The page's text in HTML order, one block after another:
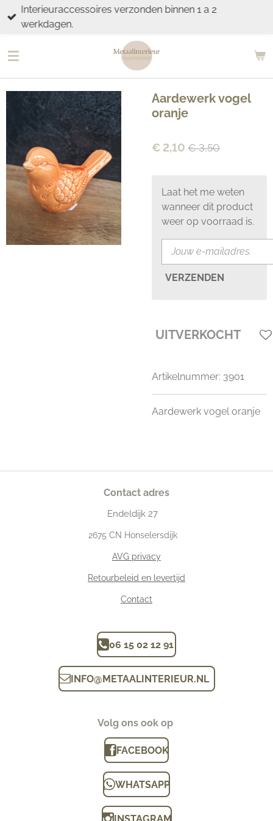
Ga
direct
de
Interieuraccessoires verzonden binnen 1 a 2
werkdagen.
Aardewerk vogel
oranje
€ 2,10 € 3,50
Laat het me weten
wanneer dit product
weer op voorraad is.
VERZENDEN
UITVERKOCHT
Artikelnummer: 3901
Aardewerk vogel oranje
Contact adres
Endeldijk 27
2675 CN Honselersdijk
AVG privacy
Retourbeleid en levertijd
Contact
06 15 02 12 91
INFO@METAALINTERIEUR.NL
Volg ons ook op
FACEBOOK
WHATSAPP
INSTAGRAM